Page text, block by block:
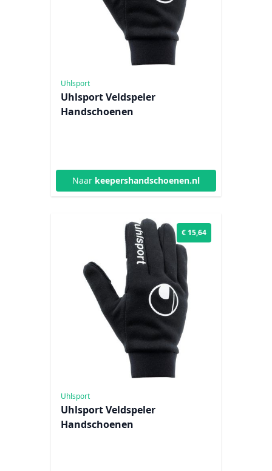
Uhlsport
Uhlsport Veldspeler
Handschoenen
Naar keepershandschoenen.nl
€ 15,64
Uhlsport
Uhlsport Veldspeler
Handschoenen